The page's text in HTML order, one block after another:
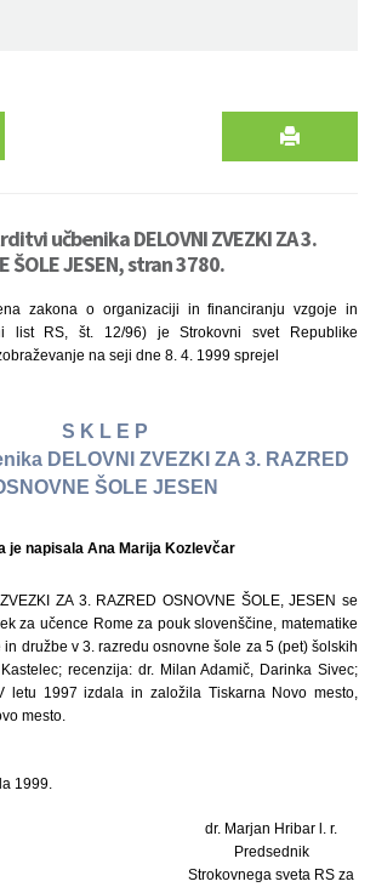
učbenika DELOVNI ZVEZKI ZA 3.
ŠOLE JESEN, stran 3780.
zakona o organizaciji in financiranju vzgoje in
list RS, št. 12/96) je Strokovni svet Republike
na seji dne 8. 4. 1999 sprejel
S K L E P
DELOVNI ZVEZKI ZA 3. RAZRED
ŠOLE JESEN
je napisala Ana Marija Kozlevčar
ZA 3. RAZRED OSNOVNE ŠOLE, JESEN se
za učence Rome za pouk slovenščine, matematike
družbe v 3. razredu osnovne šole za 5 (pet) šolskih
recenzija: dr. Milan Adamič, Darinka Sivec;
letu 1997 izdala in založila Tiskarna Novo mesto,
mesto.
1999.
dr. Marjan Hribar l. r.
Predsednik
Strokovnega sveta RS za